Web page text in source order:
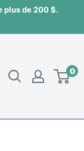
plus de 200 $.
0